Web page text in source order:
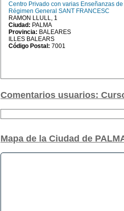
Centro Privado con varias Enseñanzas de
Régimen General SANT FRANCESC
RAMON LLULL, 1
Ciudad: PALMA
Provincia: BALEARES
ILLES BALEARS
Código Postal: 7001
Comentarios usuarios:
Mapa de la Ciudad de